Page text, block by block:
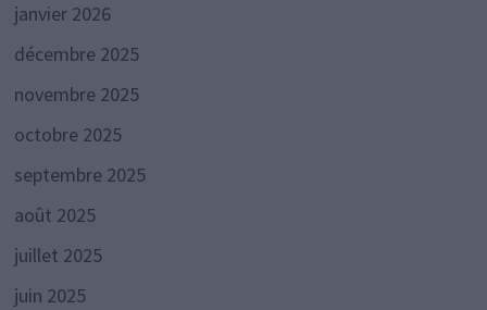
janvier 2026
décembre 2025
novembre 2025
octobre 2025
septembre 2025
août 2025
juillet 2025
juin 2025